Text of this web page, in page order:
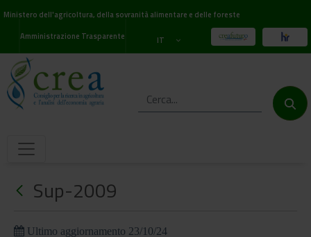
Ministero dell'agricoltura, della sovranità alimentare e delle foreste
Amministrazione Trasparente
IT
Sup-2009
Ultimo aggiornamento 23/10/24